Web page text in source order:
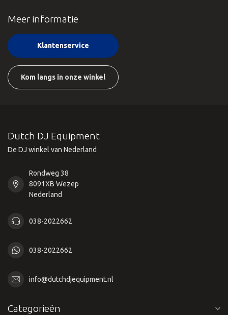
Meer informatie
Klantenservice
Kom langs in onze winkel
Dutch DJ Equipment
De DJ winkel van Nederland
Rondweg 38
8091XB Wezep
Nederland
038-2022662
038-2022662
info@dutchdjequipment.nl
Categorieën